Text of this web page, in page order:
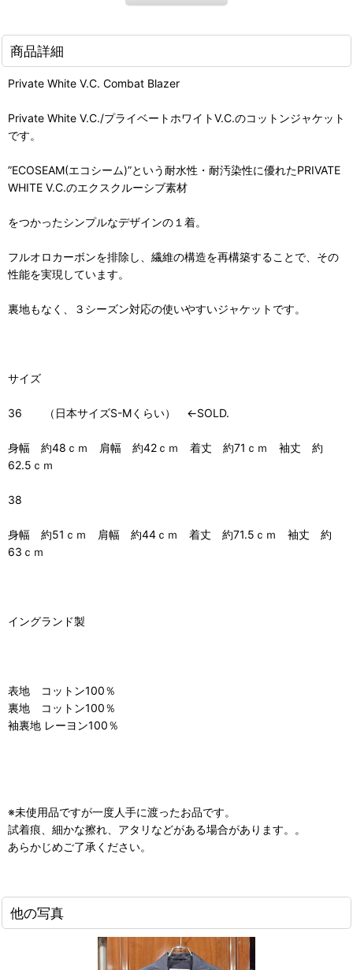
商品詳細
Private White V.C. Combat Blazer
Private White V.C./プライベートホワイトV.C.のコットンジャケット
です。
”ECOSEAM(エコシーム)”という耐水性・耐汚染性に優れたPRIVATE
WHITE V.C.のエクスクルーシブ素材
をつかったシンプルなデザインの１着。
フルオロカーボンを排除し、繊維の構造を再構築することで、その
性能を実現しています。
裏地もなく、３シーズン対応の使いやすいジャケットです。
サイズ
36 （日本サイズS-Mくらい） ←SOLD.
身幅 約48ｃｍ 肩幅 約42ｃｍ 着丈 約71ｃｍ 袖丈 約
62.5ｃｍ
38
身幅 約51ｃｍ 肩幅 約44ｃｍ 着丈 約71.5ｃｍ 袖丈 約
63ｃｍ
イングランド製
表地 コットン100％
裏地 コットン100％
袖裏地 レーヨン100％
※未使用品ですが一度人手に渡ったお品です。
試着痕、細かな擦れ、アタリなどがある場合があります。。
あらかじめご了承ください。
他の写真